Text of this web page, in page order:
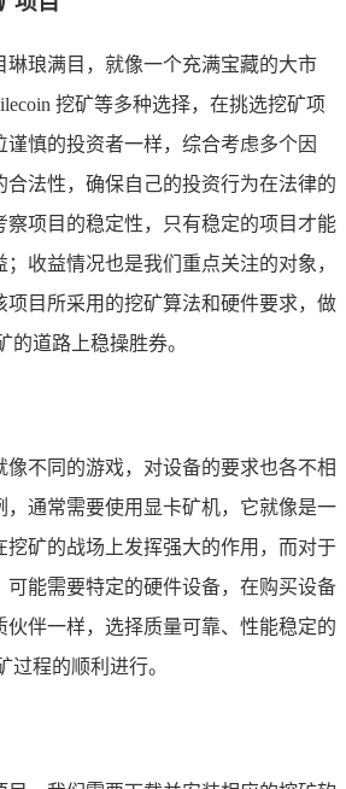
琳琅满目，就像一个充满宝藏的大市
挖矿等多种选择，在挑选挖矿项
谨慎的投资者一样，综合考虑多个因
合法性，确保自己的投资行为在法律的
察项目的稳定性，只有稳定的项目才能
收益情况也是我们重点关注的对象，
项目所采用的挖矿算法和硬件要求，做
的道路上稳操胜券。
像不同的游戏，对设备的要求也各不相
，通常需要使用显卡矿机，它就像是一
挖矿的战场上发挥强大的作用，而对于
可能需要特定的硬件设备，在购买设备
伙伴一样，选择质量可靠、性能稳定的
过程的顺利进行。